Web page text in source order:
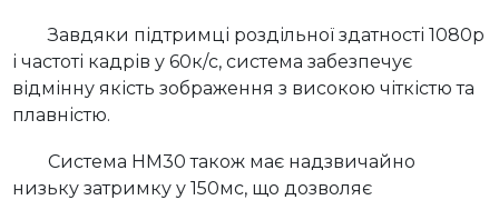
Завдяки підтримці роздільної здатності 1080p
і частоті кадрів у 60к/c, система забезпечує
відмінну якість зображення з високою чіткістю та
плавністю.
Система HM30 також має надзвичайно
низьку затримку у 150мс, що дозволяє